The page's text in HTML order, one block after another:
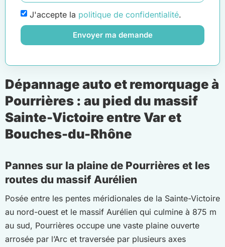
J'accepte la politique de confidentialité.
Envoyer ma demande
Dépannage auto et remorquage à
Pourrières : au pied du massif
Sainte-Victoire entre Var et
Bouches-du-Rhône
Pannes sur la plaine de Pourrières et les
routes du massif Aurélien
Posée entre les pentes méridionales de la Sainte-Victoire
au nord-ouest et le massif Aurélien qui culmine à 875 m
au sud, Pourrières occupe une vaste plaine ouverte
arrosée par l’Arc et traversée par plusieurs axes